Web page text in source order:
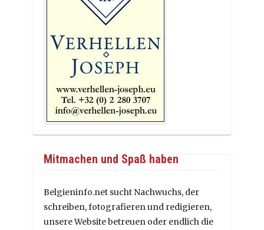
Mitmachen und Spaß haben
Belgieninfo.net sucht Nachwuchs, der
schreiben, fotografieren und redigieren,
unsere Website betreuen oder endlich die